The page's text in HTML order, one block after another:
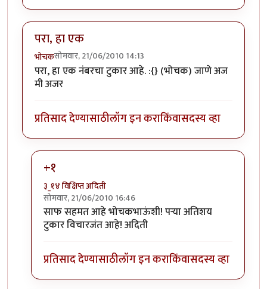
परा, हा एक
भोचकसोमवार, 21/06/2010 14:13
परा, हा एक नंबरचा टुकार आहे. :{} (भोचक) जाणे अज
मी अजर
प्रतिसाद देण्यासाठीलॉग इन कराकिंवासदस्य व्हा
+१
३_१४ विक्षिप्त अदिती
सोमवार, 21/06/2010 16:46
In reply toपरा, हा एकbyभोचक
साफ सहमत आहे भोचकभाऊंशी! पर्‍या अतिशय
टुकार विचारजंत आहे! अदिती
प्रतिसाद देण्यासाठीलॉग इन कराकिंवासदस्य व्हा